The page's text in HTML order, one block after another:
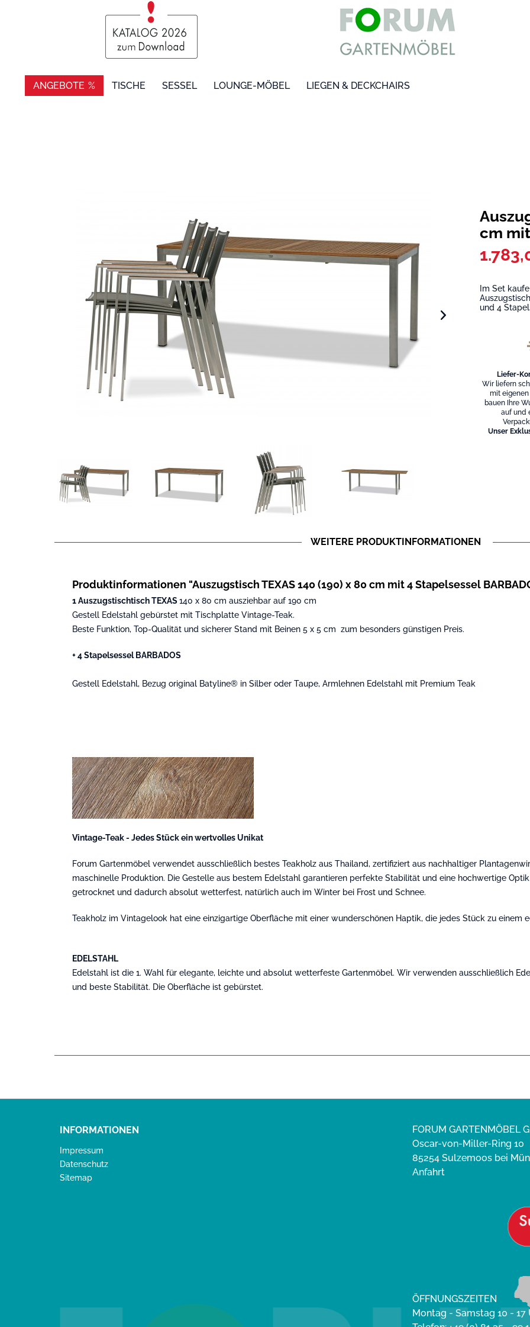
ANGEBOTE TISCHE SESSEL LOUNGE-MÖBEL LIEGEN & DECKCHAIRS
cm
Im Set
und 4
Liefer-
Wir liefern
mit eigenen
bauen Ihre
auf und
Unser
WEITERE PRODUKTINFORMATIONEN
Produktinformationen "Auszugstisch TEXAS 140 (190) x 80 cm mit 4 Stapelsessel
1 Auszugstischtisch TEXAS140 x 80 cm ausziehbar auf 190 cm
Gestell Edelstahl gebürstet mit Tischplatte Vintage-Teak.
Beste Funktion, Top-Qualität und sicherer Stand mit Beinen 5 x 5 cm zum besonders günstigen Preis.
+ 4 Stapelsessel BARBADOS
Gestell Edelstahl, Bezug original Batyline® in Silber oder Taupe, Armlehnen Edelstahl mit Premium Teak
Vintage-Teak - Jedes Stück ein wertvolles Unikat
Forum Gartenmöbel verwendet ausschließlich bestes Teakholz aus Thailand, zertifiziert aus nachhaltiger
maschinelle Produktion. Die Gestelle aus bestem Edelstahl garantieren perfekte Stabilität und eine hochwertige
getrocknet und dadurch absolut wetterfest, natürlich auch im Winter bei Frost und Schnee.
Teakholz im Vintagelook hat eine einzigartige Oberfläche mit einer wunderschönen Haptik, die jedes Stück zu einem
EDELSTAHL
Edelstahl ist die 1. Wahl für elegante, leichte und absolut wetterfeste Gartenmöbel. Wir verwenden ausschließlich
und beste Stabilität. Die Oberfläche ist gebürstet.
INFORMATIONEN
Impressum
Datenschutz
Sitemap
FORUM GARTENMÖBEL
Oscar-von-Miller-Ring 10
85254 Sulzemoos bei
Anfahrt
ÖFFNUNGSZEITEN
Montag - Samstag 10 - 17